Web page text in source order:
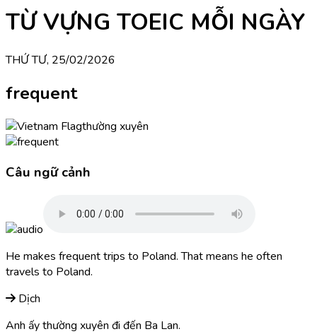
TỪ VỰNG TOEIC MỖI NGÀY
THỨ TƯ, 25/02/2026
frequent
thường xuyên
Câu ngữ cảnh
He makes frequent trips to Poland. That means he often
travels to Poland.
Dịch
Anh ấy thường xuyên đi đến Ba Lan.